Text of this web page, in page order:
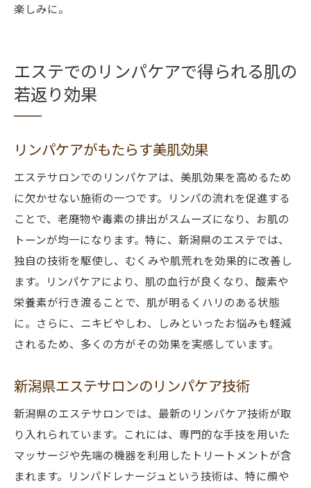
楽しみに。
エステでのリンパケアで得られる肌の
若返り効果
リンパケアがもたらす美肌効果
エステサロンでのリンパケアは、美肌効果を高めるため
に欠かせない施術の一つです。リンパの流れを促進する
ことで、老廃物や毒素の排出がスムーズになり、お肌の
トーンが均一になります。特に、新潟県のエステでは、
独自の技術を駆使し、むくみや肌荒れを効果的に改善し
ます。リンパケアにより、肌の血行が良くなり、酸素や
栄養素が行き渡ることで、肌が明るくハリのある状態
に。さらに、ニキビやしわ、しみといったお悩みも軽減
されるため、多くの方がその効果を実感しています。
新潟県エステサロンのリンパケア技術
新潟県のエステサロンでは、最新のリンパケア技術が取
り入れられています。これには、専門的な手技を用いた
マッサージや先端の機器を利用したトリートメントが含
まれます。リンパドレナージュという技術は、特に顔や